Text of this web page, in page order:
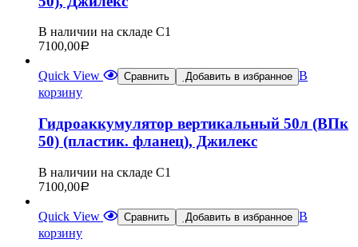
В наличии на складе С1
7100,00Р
Quick View Сравнить Добавить в избранное В
корзину
Гидроаккумулятор вертикальный 50л (ВПк
50) (пластик. фланец), Джилекс
В наличии на складе С1
7100,00Р
Quick View Сравнить Добавить в избранное В
корзину